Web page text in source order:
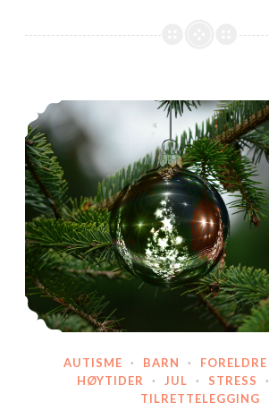
Julen er rett rundt hjørnet! DUKK!!
AUTISME · BARN · FORELDRE
HØYTIDER
· JUL · STRESS ·
TILRETTELEGGING